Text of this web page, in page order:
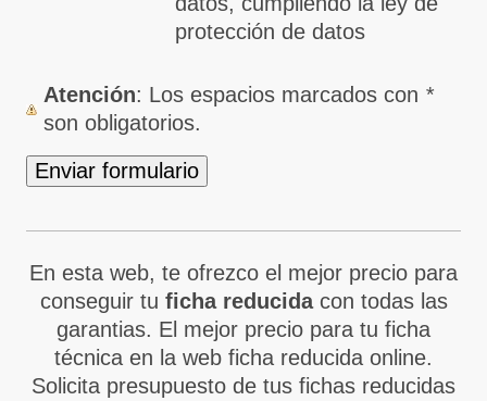
protección de datos
Atención : Los espacios marcados con *
son obligatorios.
En esta web, te ofrezco el mejor precio para
conseguir tu ficha reducidacon todas las
garantias. El mejor precio para tu ficha
técnica en la web ficha reducida online.
Solicita presupuesto de tus fichas reducidas